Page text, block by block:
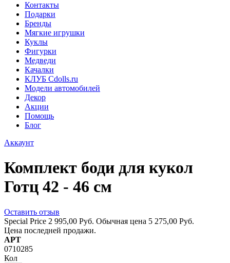
Контакты
Подарки
Бренды
Мягкие игрушки
Куклы
Фигурки
Медведи
Качалки
КЛУБ Cdolls.ru
Модели автомобилей
Декор
Акции
Помощь
Блог
Аккаунт
Комплект боди для кукол
Готц 42 - 46 см
Оставить отзыв
Special Price 2 995,00 Руб. Обычная цена 5 275,00 Руб.
Цена последней продажи.
АРТ
0710285
Кол